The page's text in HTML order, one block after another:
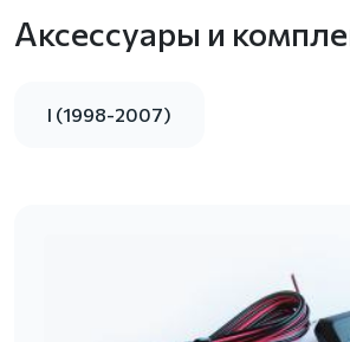
Аксессуары и
I (1998-2007)